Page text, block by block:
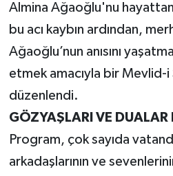
Almina Ağaoğlu'nu hayattan
bu acı kaybın ardından,
Ağaoğlu’nun anısını
etmek amacıyla bir Mevlid-i
düzenlendi.
GÖZYAŞLARI VE DUALAR
Program, çok sayıda
arkadaşlarının ve